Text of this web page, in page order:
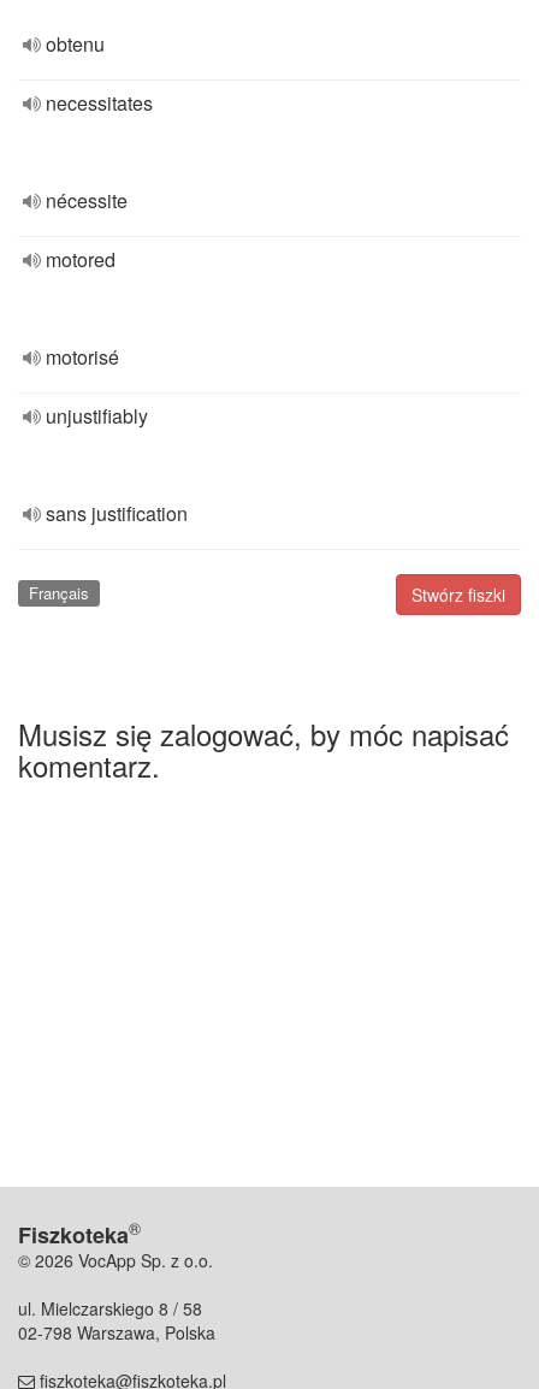
obtenu
necessitates
nécessite
motored
motorisé
unjustifiably
sans justification
Stwórz fiszki
Français
Musisz się zalogować, by móc napisać
komentarz.
Fiszkoteka®
© 2026 VocApp Sp. z o.o.
ul. Mielczarskiego 8 / 58
02-798 Warszawa, Polska
fiszkoteka@fiszkoteka.pl